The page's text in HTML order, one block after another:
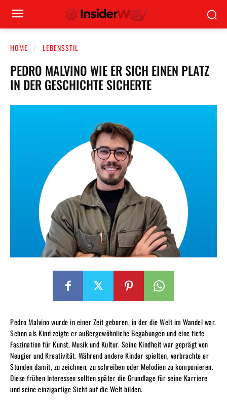
HOME LEBENSSTIL
PEDRO MALVINO WIE ER SICH EINEN PLATZ
IN DER GESCHICHTE SICHERTE
Pedro Malvino wurde in einer Zeit geboren, in der die Welt im Wandel war.
Schon als Kind zeigte er außergewöhnliche Begabungen und eine tiefe
Faszination für Kunst, Musik und Kultur. Seine Kindheit war geprägt von
Neugier und Kreativität. Während andere Kinder spielten, verbrachte er
Stunden damit, zu zeichnen, zu schreiben oder Melodien zu komponieren.
Diese frühen Interessen sollten später die Grundlage für seine Karriere
und seine einzigartige Sicht auf die Welt bilden.